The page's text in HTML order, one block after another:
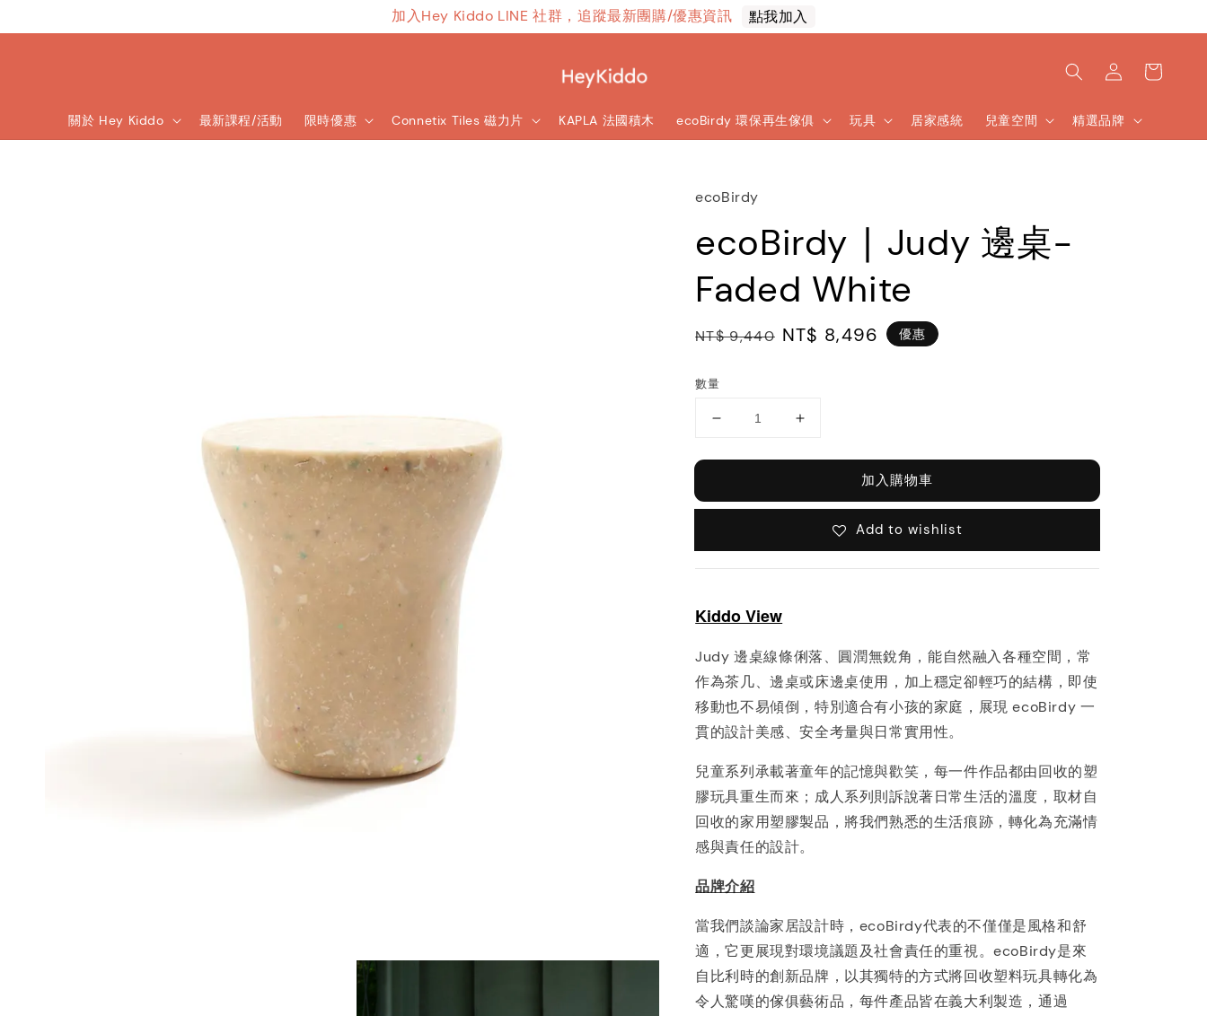
加入Hey Kiddo LINE 社群，追蹤最新團購/優惠資訊 點我加入
關於 Hey Kiddo 最新課程/活動 限時優惠 Connetix Tiles 磁力片 KAPLA 法國積木 ecoBirdy 環保再生傢俱 玩具 居家感統 兒童空間 精選品牌
ecoBirdy
ecoBirdy ∣ Judy 邊桌-
Faded White
Regular
NT$ 9,440 Sale
NT$ 8,496 優惠
數量
加入購物車
Add to wishlist
Kiddo View
Judy 邊桌線條俐落、圓潤無銳角，能自然融入各種空間，常
作為茶几、邊桌或床邊桌使用，加上穩定卻輕巧的結構，即使
移動也不易傾倒，特別適合有小孩的家庭，展現 ecoBirdy 一
貫的設計美感、安全考量與日常實用性。
兒童系列承載著童年的記憶與歡笑，每一件作品都由回收的塑
膠玩具重生而來；成人系列則訴說著日常生活的溫度，取材自
回收的家用塑膠製品，將我們熟悉的生活痕跡，轉化為充滿情
感與責任的設計。
品牌介紹
當我們談論家居設計時，ecoBirdy代表的不僅僅是風格和舒
適，它更展現對環境議題及社會責任的重視。ecoBirdy是來
自比利時的創新品牌，以其獨特的方式將回收塑料玩具轉化為
令人驚嘆的傢俱藝術品，每件產品皆在義大利製造，通過